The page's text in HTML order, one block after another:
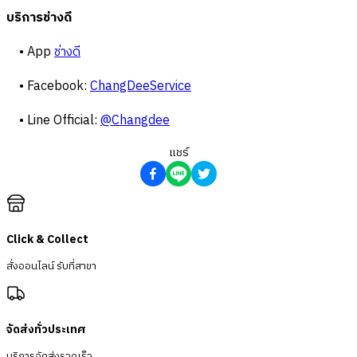
บริการช่างดี
• Appช่างดี
• Facebook:ChangDeeService
• Line Official:@Changdee
แชร์
Click & Collect
สั่งออนไลน์ รับที่สาขา
จัดส่งทั่วประเทศ